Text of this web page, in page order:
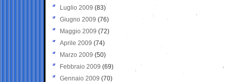
Luglio 2009 (83)
Giugno 2009 (76)
Maggio 2009 (72)
Aprile 2009 (74)
Marzo 2009 (50)
Febbraio 2009 (69)
Gennaio 2009 (70)